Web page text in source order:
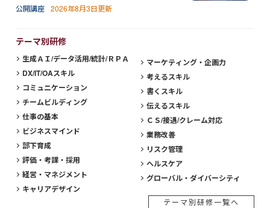
公開講座 2026年8月3日更新
テーマ別研修
生成ＡＩ/データ活用/統計/ＲＰＡ
DX/IT/OAスキル
コミュニケーション
チームビルディング
仕事の基本
ビジネスマインド
部下育成
評価・考課・採用
経営・マネジメント
キャリアデザイン
マーケティング・企画力
考えるスキル
書くスキル
伝えるスキル
ＣＳ/接遇/クレーム対応
業務改善
リスク管理
ヘルスケア
グローバル・ダイバーシティ
テーマ別研修一覧へ